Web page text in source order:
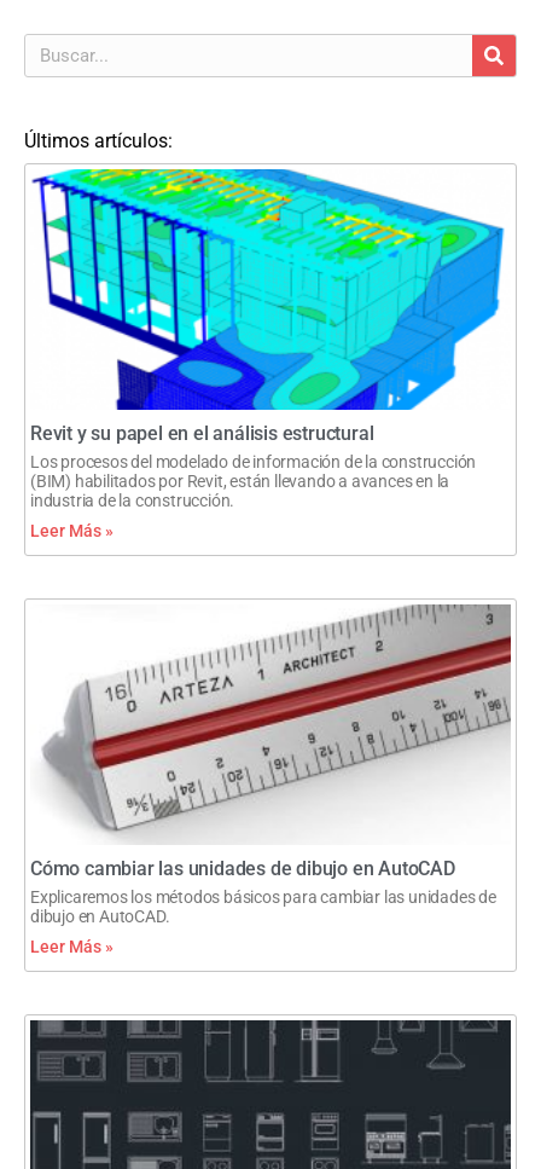
Últimos artículos:
Revit y su papel en el análisis estructural
Los procesos del modelado de información de la construcción
(BIM) habilitados por Revit, están llevando a avances en la
industria de la construcción.
Leer Más »
Cómo cambiar las unidades de dibujo en AutoCAD
Explicaremos los métodos básicos para cambiar las unidades de
dibujo en AutoCAD.
Leer Más »